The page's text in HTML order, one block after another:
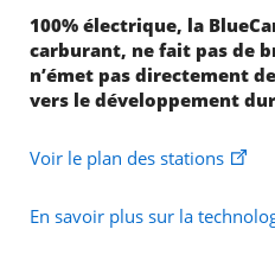
RECHERCHER ...
100% électrique, la
carburant, ne fait pas de
n’émet pas directement
vers le développement
Voir le plan des stations
En savoir plus sur la